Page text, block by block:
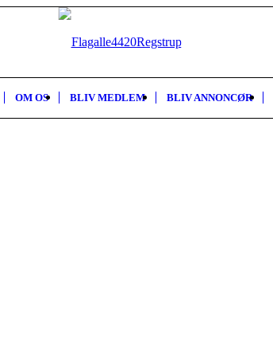
OM OS BLIV MEDLEM BLIV ANNONCØR